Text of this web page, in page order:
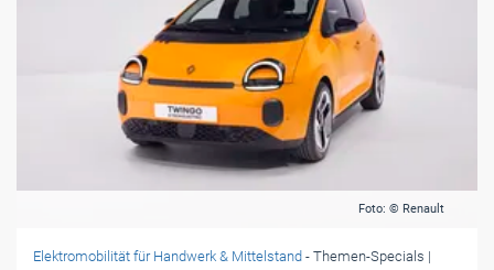
Foto: © Renault
Elektromobilität für Handwerk & Mittelstand - Themen-Specials |